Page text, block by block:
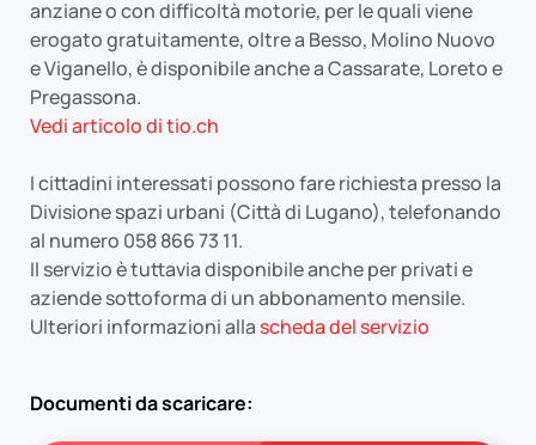
anziane o con difficoltà motorie, per le quali viene
erogato gratuitamente, oltre a Besso, Molino Nuovo
e Viganello, è disponibile anche a Cassarate, Loreto e
Pregassona.
Vedi articolo di tio.ch
I cittadini interessati possono fare richiesta presso la
Divisione spazi urbani (Città di Lugano), telefonando
al numero 058 866 73 11.
Il servizio è tuttavia disponibile anche per privati e
aziende sottoforma di un abbonamento mensile.
Ulteriori informazioni alla scheda del servizio
Documenti da scaricare: